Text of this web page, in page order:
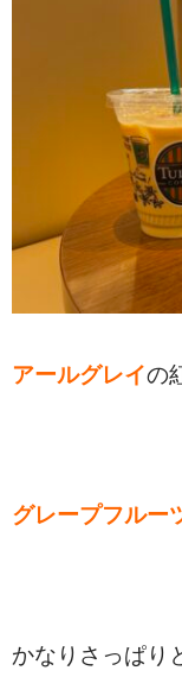
アールグレイの
グレープフルー
かなりさっぱり